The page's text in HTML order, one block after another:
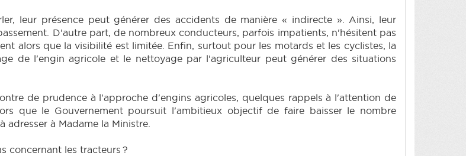
leur présence peut générer des accidents de manière « indirecte ». Ainsi, leur
D'autre part, de nombreux conducteurs, parfois impatients, n'hésitent pas
alors que la visibilité est limitée. Enfin, surtout pour les motards et les cyclistes, la
de l'engin agricole et le nettoyage par l'agriculteur peut générer des situations
de prudence à l'approche d'engins agricoles, quelques rappels à l'attention de
que le Gouvernement poursuit l'ambitieux objectif de faire baisser le nombre
à Madame la Ministre.
concernant les tracteurs ?